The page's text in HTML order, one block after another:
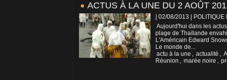
ACTUS À LA UNE DU 2 AOÛT
| 02/08/2013
POLITIQUE
Aujourd'hui dans les
plage de Thaïlande
L'Américain Edward
Le monde de...
actu à la une , actualité ,
Réunion , marée noire ,